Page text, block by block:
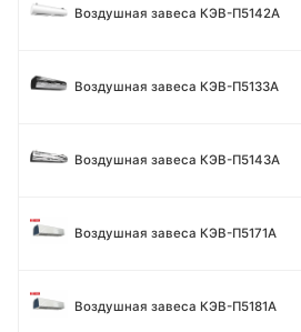
Воздушная завеса КЭВ-П5142А
Воздушная завеса КЭВ-П5133A
Воздушная завеса КЭВ-П5143A
Воздушная завеса КЭВ-П5171А
Воздушная завеса КЭВ-П5181А